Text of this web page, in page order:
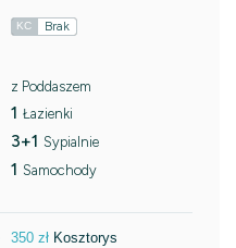
KC Brak
z Poddaszem
1 Łazienki
3+1 Sypialnie
1 Samochody
350 zł Kosztorys